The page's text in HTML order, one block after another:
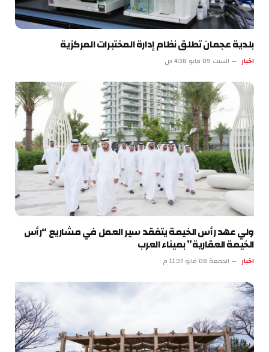
بلدية عجمان تطلق نظام إدارة المختبرات المركزية
اخبار السبت 09 مايو 4:38 ص
ولي عهد رأس الخيمة يتفقد سير العمل في مشاريع “رأس
الخيمة العقارية” بميناء العرب
اخبار الجمعة 08 مايو 11:37 م